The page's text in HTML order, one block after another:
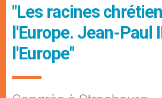
"Les racines
l'Europe. Jean-Paul
l'Europe"